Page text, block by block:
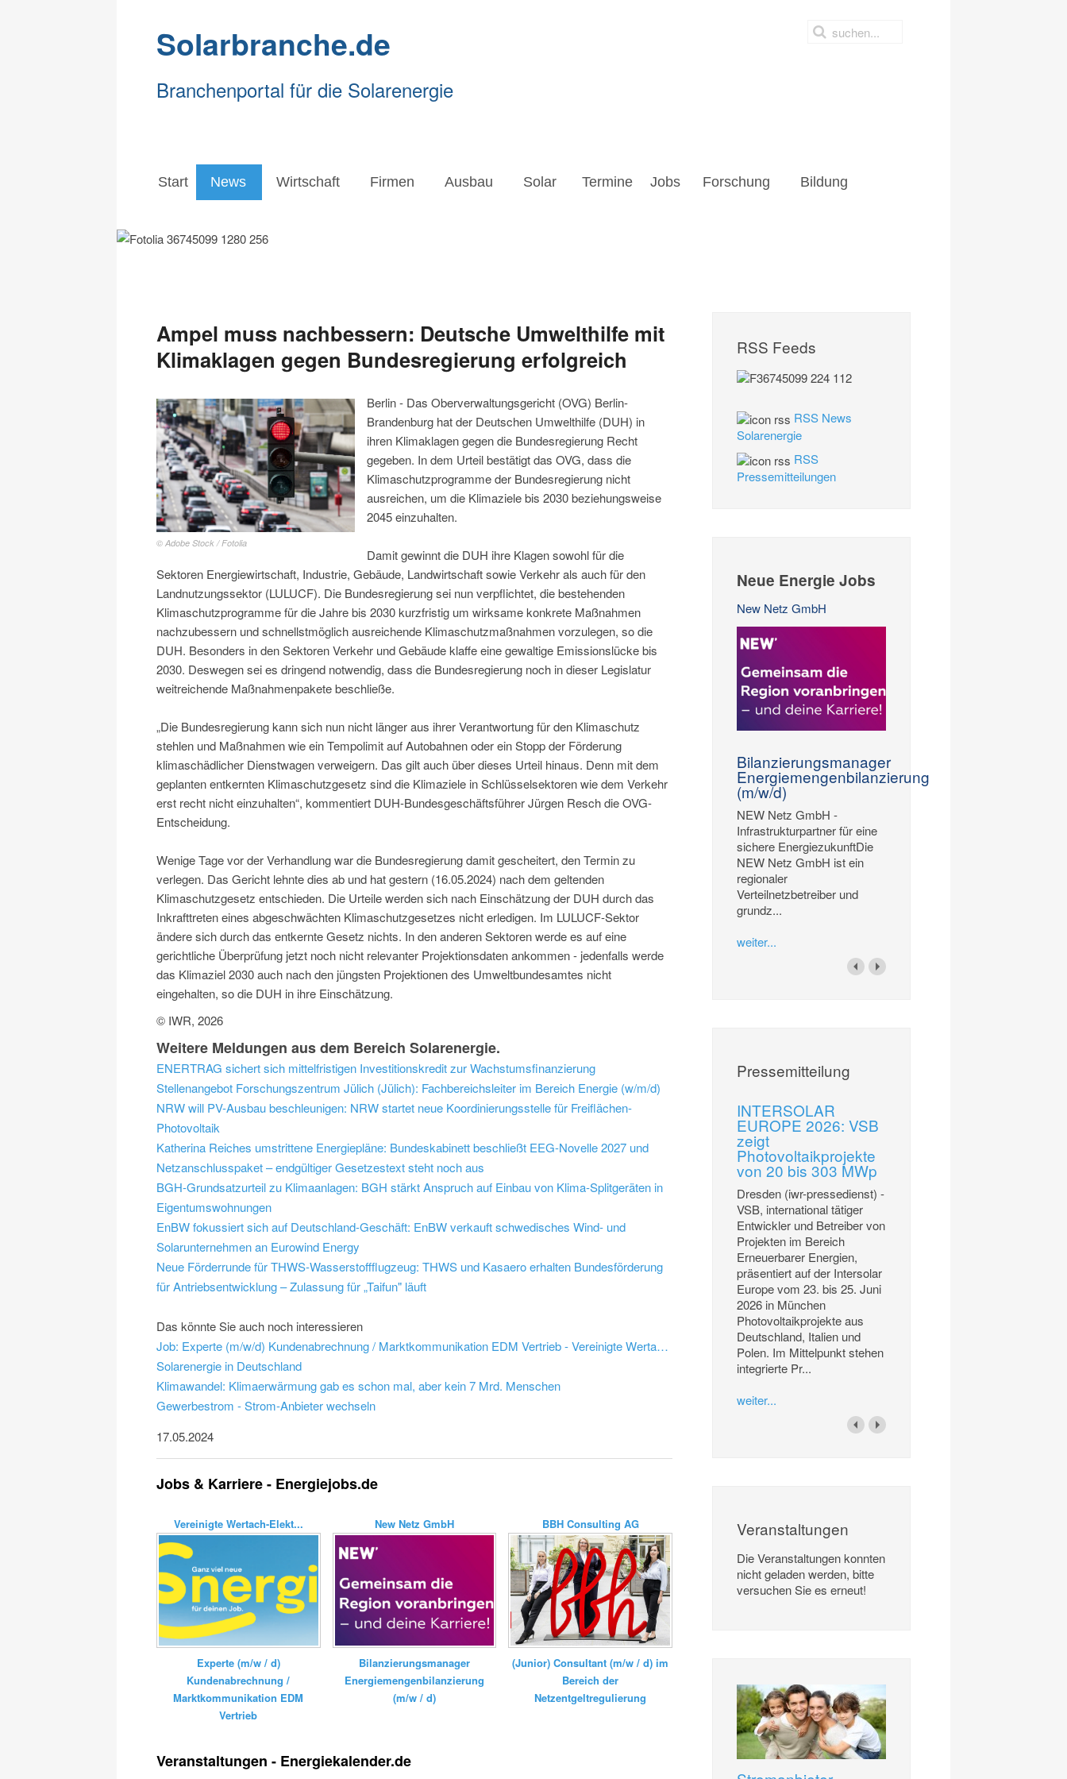
Solarbranche.de
Branchenportal für die Solarenergie
Start News Wirtschaft Firmen Ausbau Solar Termine Jobs Forschung Bildung
Ampel muss nachbessern: Deutsche Umwelthilfe mit
Klimaklagen gegen Bundesregierung erfolgreich
© Adobe Stock / Fotolia
Berlin - Das Oberverwaltungsgericht (OVG) Berlin-
Brandenburg hat der Deutschen Umwelthilfe (DUH) in
ihren Klimaklagen gegen die Bundesregierung Recht
gegeben. In dem Urteil bestätigt das OVG, dass die
Klimaschutzprogramme der Bundesregierung nicht
ausreichen, um die Klimaziele bis 2030 beziehungsweise
2045 einzuhalten.
Damit gewinnt die DUH ihre Klagen sowohl für die
Sektoren Energiewirtschaft, Industrie, Gebäude, Landwirtschaft sowie Verkehr als auch für den
Landnutzungssektor (LULUCF). Die Bundesregierung sei nun verpflichtet, die bestehenden
Klimaschutzprogramme für die Jahre bis 2030 kurzfristig um wirksame konkrete Maßnahmen
nachzubessern und schnellstmöglich ausreichende Klimaschutzmaßnahmen vorzulegen, so die
DUH. Besonders in den Sektoren Verkehr und Gebäude klaffe eine gewaltige Emissionslücke bis
2030. Deswegen sei es dringend notwendig, dass die Bundesregierung noch in dieser Legislatur
weitreichende Maßnahmenpakete beschließe.
„Die Bundesregierung kann sich nun nicht länger aus ihrer Verantwortung für den Klimaschutz
stehlen und Maßnahmen wie ein Tempolimit auf Autobahnen oder ein Stopp der Förderung
klimaschädlicher Dienstwagen verweigern. Das gilt auch über dieses Urteil hinaus. Denn mit dem
geplanten entkernten Klimaschutzgesetz sind die Klimaziele in Schlüsselsektoren wie dem Verkehr
erst recht nicht einzuhalten“, kommentiert DUH-Bundesgeschäftsführer Jürgen Resch die OVG-
Entscheidung.
Wenige Tage vor der Verhandlung war die Bundesregierung damit gescheitert, den Termin zu
verlegen. Das Gericht lehnte dies ab und hat gestern (16.05.2024) nach dem geltenden
Klimaschutzgesetz entschieden. Die Urteile werden sich nach Einschätzung der DUH durch das
Inkrafttreten eines abgeschwächten Klimaschutzgesetzes nicht erledigen. Im LULUCF-Sektor
ändere sich durch das entkernte Gesetz nichts. In den anderen Sektoren werde es auf eine
gerichtliche Überprüfung jetzt noch nicht relevanter Projektionsdaten ankommen - jedenfalls werde
das Klimaziel 2030 auch nach den jüngsten Projektionen des Umweltbundesamtes nicht
eingehalten, so die DUH in ihre Einschätzung.
© IWR, 2026
Weitere Meldungen aus dem Bereich Solarenergie.
ENERTRAG sichert sich mittelfristigen Investitionskredit zur Wachstumsfinanzierung
Stellenangebot Forschungszentrum Jülich (Jülich): Fachbereichsleiter im Bereich Energie (w/m/d)
NRW will PV-Ausbau beschleunigen: NRW startet neue Koordinierungsstelle für Freiflächen-
Photovoltaik
Katherina Reiches umstrittene Energiepläne: Bundeskabinett beschließt EEG-Novelle 2027 und
Netzanschlusspaket – endgültiger Gesetzestext steht noch aus
BGH-Grundsatzurteil zu Klimaanlagen: BGH stärkt Anspruch auf Einbau von Klima-Splitgeräten in
Eigentumswohnungen
EnBW fokussiert sich auf Deutschland-Geschäft: EnBW verkauft schwedisches Wind- und
Solarunternehmen an Eurowind Energy
Neue Förderrunde für THWS-Wasserstoffflugzeug: THWS und Kasaero erhalten Bundesförderung
für Antriebsentwicklung – Zulassung für „Taifun" läuft
Das könnte Sie auch noch interessieren
Job: Experte (m/w/d) Kundenabrechnung / Marktkommunikation EDM Vertrieb - Vereinigte Wertach-Elektrizitätswerke GmbH
Solarenergie in Deutschland
Klimawandel: Klimaerwärmung gab es schon mal, aber kein 7 Mrd. Menschen
Gewerbestrom - Strom-Anbieter wechseln
17.05.2024
Jobs & Karriere - Energiejobs.de
Vereinigte Wertach-Elekt...
Experte (m/w / d)
Kundenabrechnung /
Marktkommunikation EDM
Vertrieb
New Netz GmbH
Bilanzierungsmanager
Energiemengenbilanzierung
(m/w / d)
BBH Consulting AG
(Junior) Consultant (m/w / d) im
Bereich der
Netzentgeltregulierung
Veranstaltungen - Energiekalender.de
RSS Feeds
RSS News
Solarenergie
RSS
Pressemitteilungen
Neue Energie Jobs
New Netz GmbH
Bilanzierungsmanager
Energiemengenbilanzierung
(m/w/d)
NEW Netz GmbH -
Infrastrukturpartner für eine
sichere EnergiezukunftDie
NEW Netz GmbH ist ein
regionaler
Verteilnetzbetreiber und
grundz...
weiter...
Pressemitteilung
INTERSOLAR
EUROPE 2026: VSB
zeigt
Photovoltaikprojekte
von 20 bis 303 MWp
Dresden (iwr-pressedienst) -
VSB, international tätiger
Entwickler und Betreiber von
Projekten im Bereich
Erneuerbarer Energien,
präsentiert auf der Intersolar
Europe vom 23. bis 25. Juni
2026 in München
Photovoltaikprojekte aus
Deutschland, Italien und
Polen. Im Mittelpunkt stehen
integrierte Pr...
weiter...
Veranstaltungen
Die Veranstaltungen konnten
nicht geladen werden, bitte
versuchen Sie es erneut!